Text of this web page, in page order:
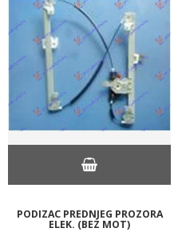
PODIZAC PREDNJEG PROZORA
ELEK. (BEZ MOT)